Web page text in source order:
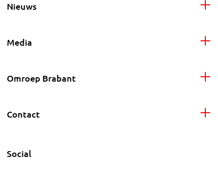
Nieuws
Media
Omroep Brabant
Contact
Social